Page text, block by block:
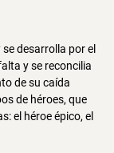
desarrolla por el
y se reconcilia
de su caída
de héroes, que
el héroe épico, el